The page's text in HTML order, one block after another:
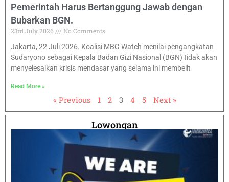
Pemerintah Harus Bertanggung Jawab dengan
Bubarkan BGN.
23rd July 2026
No Comments
Jakarta, 22 Juli 2026. Koalisi MBG Watch menilai pengangkatan
Sudaryono sebagai Kepala Badan Gizi Nasional (BGN) tidak akan
menyelesaikan krisis mendasar yang selama ini membelit
Read More »
« Previous 1 2 3 4 5 Next »
Lowongan